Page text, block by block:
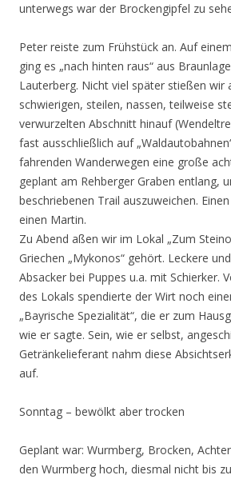
unterwegs war der Brockengipfel zu
Peter reiste zum Frühstück an. Auf
ging es „nach hinten raus“ aus
Lauterberg. Nicht viel später stießen wir
schwierigen, steilen, nassen, teilweise
verwurzelten Abschnitt hinauf
fast ausschließlich auf
fahrenden Wanderwegen eine große
geplant am Rehberger Graben entlang,
beschriebenen Trail auszuweichen.
einen Martin.
Zu Abend aßen wir im Lokal „Zum
Griechen „Mykonos“ gehört. Leckere
Absacker bei Puppes u.a. mit Schierker.
des Lokals spendierte der Wirt noch
„Bayrische Spezialität“, die er zum
wie er sagte. Sein, wie er selbst,
Getränkelieferant nahm diese
auf.
Sonntag – bewölkt aber trocken
Geplant war: Wurmberg, Brocken,
den Wurmberg hoch, diesmal nicht bis